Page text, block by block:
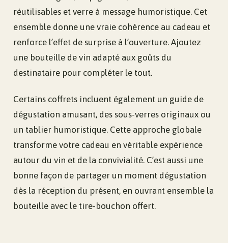
réutilisables et verre à message humoristique. Cet
ensemble donne une vraie cohérence au cadeau et
renforce l’effet de surprise à l’ouverture. Ajoutez
une bouteille de vin adapté aux goûts du
destinataire pour compléter le tout.
Certains coffrets incluent également un guide de
dégustation amusant, des sous-verres originaux ou
un tablier humoristique. Cette approche globale
transforme votre cadeau en véritable expérience
autour du vin et de la convivialité. C’est aussi une
bonne façon de partager un moment dégustation
dès la réception du présent, en ouvrant ensemble la
bouteille avec le tire-bouchon offert.